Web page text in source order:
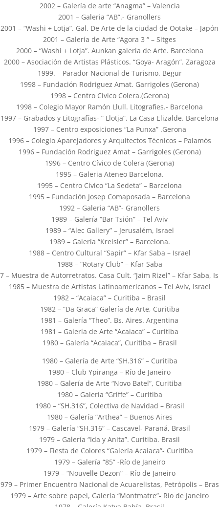
2002 – Galería de arte “Anagma” – Valencia
2001 – Galeria “AB”.- Granollers
2001 – “Washi + Lotja”. Gal. De Arte de la ciudad de Ootake – Japón
2001 – Galería de Arte “Agora 3 “ – Sitges
2000 – “Washi + Lotja”. Aunkan galeria de Arte. Barcelona
2000 – Asociación de Artistas Plásticos. “Goya- Aragón”. Zaragoza
1999. – Parador Nacional de Turismo. Begur
1998 – Fundación Rodriguez Amat. Garrigoles (Gerona)
1998 – Centro Cívico Colera.(Gerona)
1998 – Colegio Mayor Ramón Llull. Litografies.- Barcelona
1997 – Grabados y Litografías- ” Llotja”. La Casa Elizalde. Barcelona
1997 – Centro exposiciones “La Punxa” .Gerona
1996 – Colegio Aparejadores y Arquitectos Técnicos – Palamós
1996 – Fundación Rodriguez Amat – Garrigoles (Gerona)
1996 – Centro Cívico de Colera (Gerona)
1995 – Galeria Ateneo Barcelona.
1995 – Centro Cívico “La Sedeta” – Barcelona
1995 – Fundación Josep Comaposada – Barcelona
1992 – Galeria “AB”- Granollers
1989 – Galería “Bar Tsión” – Tel Aviv
1989 – “Alec Gallery” – Jerusalém, Israel
1989 – Galería “Kreisler” – Barcelona.
1988 – Centro Cultural “Sapir” – Kfar Saba – Israel
1988 – “Rotary Club” – Kfar Saba
– Muestra de Autorretratos. Casa Cult. “Jaim Rizel” – Kfar Saba,
1985 – Muestra de Artistas Latinoamericanos – Tel Aviv, Israel
1982 – “Acaiaca” – Curitiba – Brasil
1982 – “Da Graca” Galería de Arte, Curitiba
1981 – Galería “Theo”. Bs. Aires. Argentina
1981 – Galería de Arte “Acaiaca” – Curitiba
1980 – Galería “Acaiaca”, Curitiba – Brasil
1980 – Galería de Arte “SH.316” – Curitiba
1980 – Club Ypiranga – Río de Janeiro
1980 – Galería de Arte “Novo Batel”, Curitiba
1980 – Galería “Griffe” – Curitiba
1980 – “SH.316”, Colectiva de Navidad – Brasil
1980 – Galería “Arthea” – Buenos Aires
1979 – Galería “SH.316” – Cascavel- Paraná, Brasil
1979 – Galería “Ida y Anita”. Curitiba. Brasil
1979 – Fiesta de Colores “Galería Acaiaca”- Curitiba
1979 – Galería “85” -Río de Janeiro
1979 – “Nouvelle Dezon” – Río de Janeiro
– Primer Encuentro Nacional de Acuarelistas, Petrópolis –
1979 – Arte sobre papel, Galería “Montmatre”- Río de Janeiro